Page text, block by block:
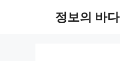
정보의 바다